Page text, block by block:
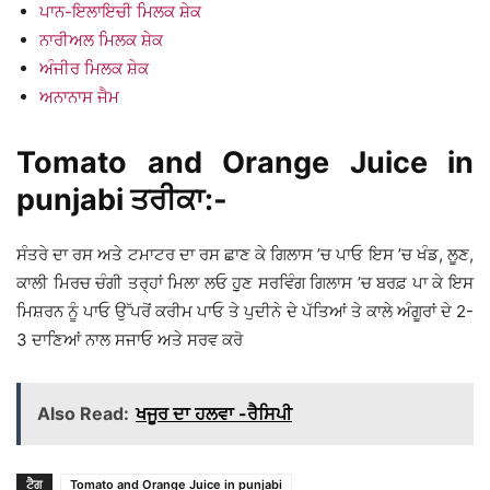
ਪਾਨ-ਇਲਾਇਚੀ ਮਿਲਕ ਸ਼ੇਕ
ਨਾਰੀਅਲ ਮਿਲਕ ਸ਼ੇਕ
ਅੰਜੀਰ ਮਿਲਕ ਸ਼ੇਕ
ਅਨਾਨਾਸ ਜੈਮ
Tomato and Orange Juice in
punjabi ਤਰੀਕਾ:-
ਸੰਤਰੇ ਦਾ ਰਸ ਅਤੇ ਟਮਾਟਰ ਦਾ ਰਸ ਛਾਣ ਕੇ ਗਿਲਾਸ ’ਚ ਪਾਓ ਇਸ ’ਚ ਖੰਡ, ਲੂਣ,
ਕਾਲੀ ਮਿਰਚ ਚੰਗੀ ਤਰ੍ਹਾਂ ਮਿਲਾ ਲਓ ਹੁੁਣ ਸਰਵਿੰਗ ਗਿਲਾਸ ’ਚ ਬਰਫ਼ ਪਾ ਕੇ ਇਸ
ਮਿਸ਼ਰਨ ਨੂੰ ਪਾਓ ਉੱਪਰੋਂ ਕਰੀਮ ਪਾਓ ਤੇ ਪੁਦੀਨੇ ਦੇ ਪੱਤਿਆਂ ਤੇ ਕਾਲੇ ਅੰਗੂਰਾਂ ਦੇ 2-
3 ਦਾਣਿਆਂ ਨਾਲ ਸਜਾਓ ਅਤੇ ਸਰਵ ਕਰੋ
Also Read: ਖਜੂਰ ਦਾ ਹਲਵਾ -ਰੈਸਿਪੀ
ਟੈਗ Tomato and Orange Juice in punjabi